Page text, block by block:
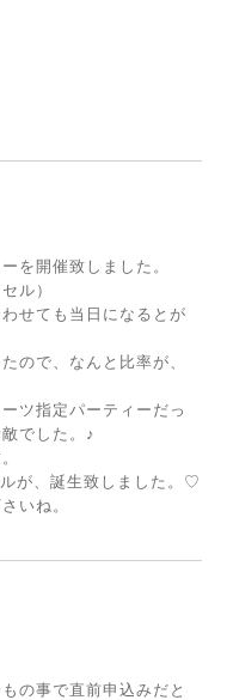
を開催致しました。
ル）
せても当日になるとが
ので、なんと比率が、
ツ指定パーティーだっ
でした。♪
が、誕生致しました。♡
いね。
の事で直前申込みだと